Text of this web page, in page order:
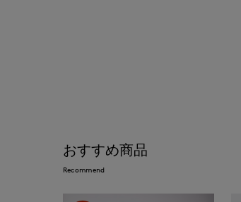
おすすめ商品
Recommend